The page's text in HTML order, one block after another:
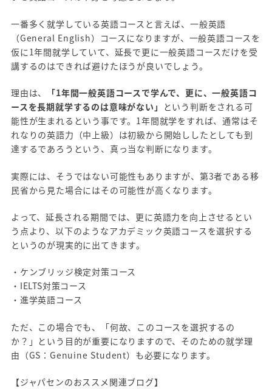
一番多く就学している英語コースと言えば、一般英語
（General English）コースになりますが、一般英語コースを
仮に1年間就学していて、延長で更に一般英語コースだけを受
講するのはできれば避けたほうが良いでしょう。
理由は、
「1年間一般英語コースで学んで、更に、一般英語コ
ースを長期就学するのは意味がない」
という判断をされる可
能性が生まれるという事です。1年間就学をすれば、通常はそ
れなりの英語力（中上級）は初級から開始ししたとしても到
達するであろうという、真っ当な判断になります。
実際には、そうではない可能性もありますが、第3者である移
民省から見た場合にはその可能性が高くなります。
よって、延長される期間では、更に英語力を向上させるとい
う点より、以下のようなアカデミック英語コースを選択する
というのが現実的に出てきます。
・ケンブリッジ検定対策コース
・IELTS対策コース
・進学英語コース
ただ、この場合でも、「何故、このコースを選択するの
か？」という目的が重要になりますので、そのための就学理
由（GS：Genuine Student）も必要になります。
【ジャパセンのおススメ関連ブログ】